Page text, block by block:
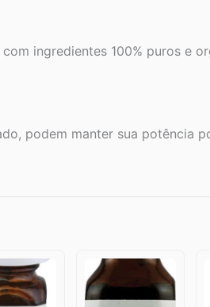
ingredientes 100% puros e
podem manter sua potência